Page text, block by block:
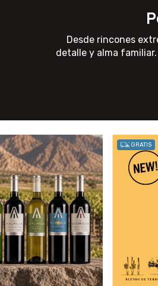
Desde rincones
detalle y alma
GRATIS